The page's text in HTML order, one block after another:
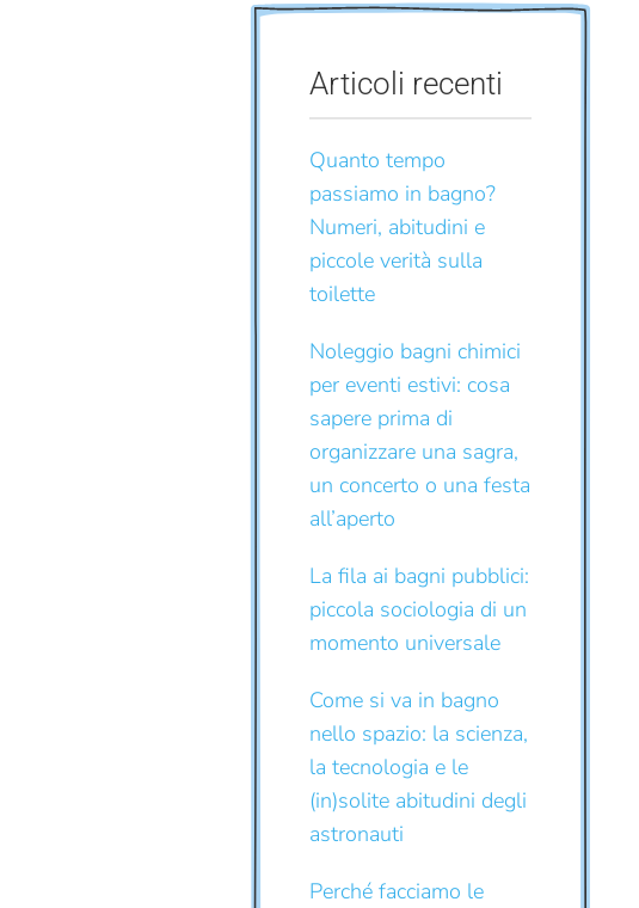
Articoli recenti
Quanto tempo
passiamo in bagno?
Numeri, abitudini e
piccole verità sulla
toilette
Noleggio bagni chimici
per eventi estivi: cosa
sapere prima di
organizzare una sagra,
un concerto o una festa
all’aperto
La fila ai bagni pubblici:
piccola sociologia di un
momento universale
Come si va in bagno
nello spazio: la scienza,
la tecnologia e le
(in)solite abitudini degli
astronauti
Perché facciamo le